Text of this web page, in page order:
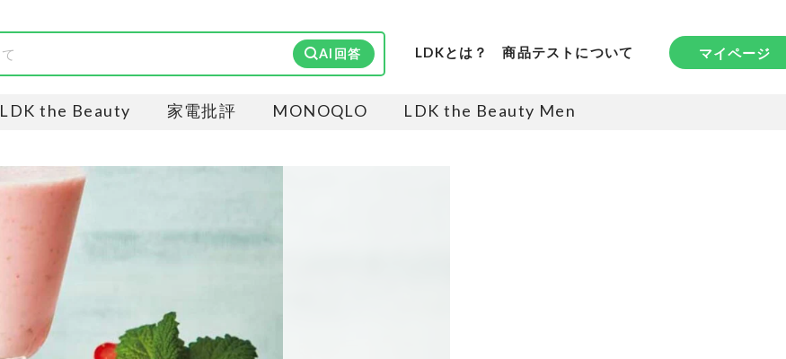
AI回答 LDKとは？ 商品テストについて マイページ
LDK the Beauty 家電批評 MONOQLO LDK the Beauty Men